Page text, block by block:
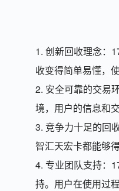
1. 创新回收理念：
收变得简单易懂，
2. 安全可靠的交易
境，用户的信息和
3. 竞争力十足的回
智汇天宏卡都能够
4. 专业团队支持：
持。用户在使用过